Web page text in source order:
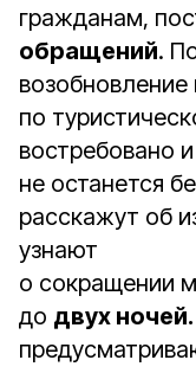
гражданам,
обращений.
возобновление
по
востребовано
не останется
расскажут об
узнают
о сокращении
до двух ночей.